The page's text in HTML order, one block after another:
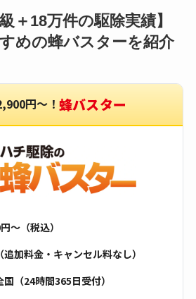
＋18万件の駆除実績】
めの蜂バスターを紹介
円〜！ 蜂バスター
〜（税込）
追加料金・キャンセル料なし）
国（24時間365日受付）